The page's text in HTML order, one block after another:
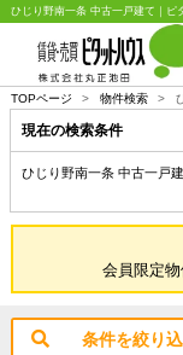
ひじり野南一条 中古一戸建て｜ピ
TOPページ > 物件検索 >
現在の検索条件
ひじり野南一条 中古一戸
会員限定
条件を絞り